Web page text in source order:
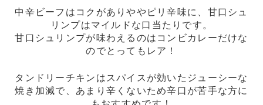
中辛ビーフはコクがありややピリ辛味に、甘口シュ
リンプはマイルドな口当たりです。
甘口シュリンプが味わえるのはコンビカレーだけな
のでとってもレア！
タンドリーチキンはスパイスが効いたジューシーな
焼き加減で、あまり辛くないため辛口が苦手な方に